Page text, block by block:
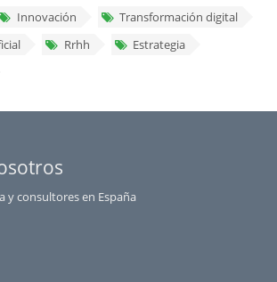
Innovación
Transformación digital
Rrhh
Estrategia
y consultores en España